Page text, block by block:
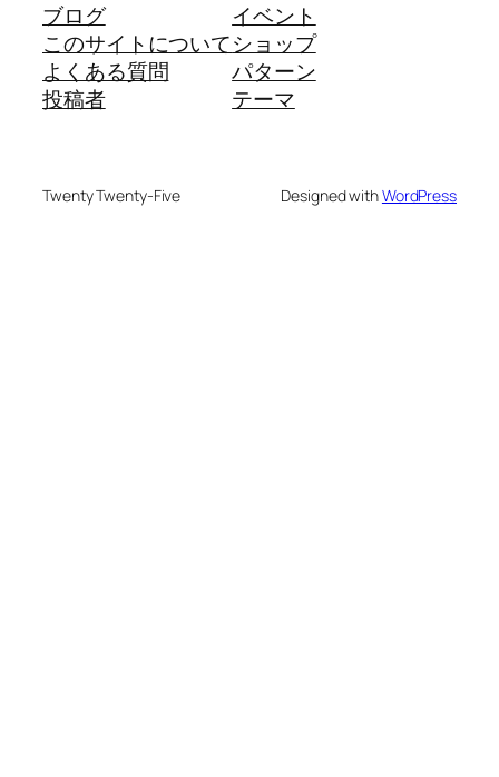
ブログ
このサイトについて
よくある質問
投稿者
イベント
ショップ
パターン
テーマ
Twenty Twenty-Five Designed withWordPress